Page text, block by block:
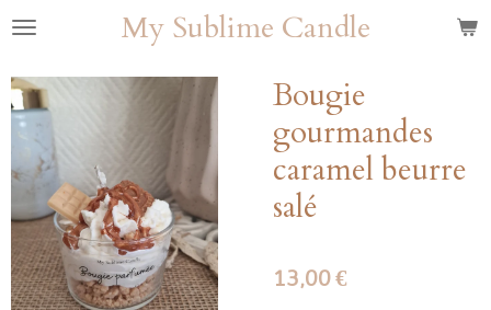
Passer
contenu
principal
My Sublime Candle
Bougie
gourmandes
caramel beurre
salé
13,00 €